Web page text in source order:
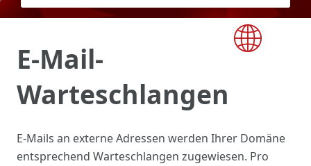
E-Mail-
Warteschlangen
E-Mails an externe Adressen werden Ihrer Domäne
entsprechend Warteschlangen zugewiesen. Pro